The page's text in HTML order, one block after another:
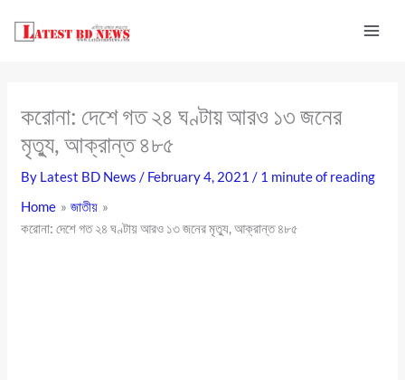
করোনা: দেশে গত ২৪ ঘণ্টায় আরও ১৩ জনের
মৃত্যু, আক্রান্ত ৪৮৫
By Latest BD News/ February 4, 2021/ 1 minute of reading
Home
জাতীয়
করোনা: দেশে গত ২৪ ঘণ্টায় আরও ১৩ জনের মৃত্যু, আক্রান্ত ৪৮৫